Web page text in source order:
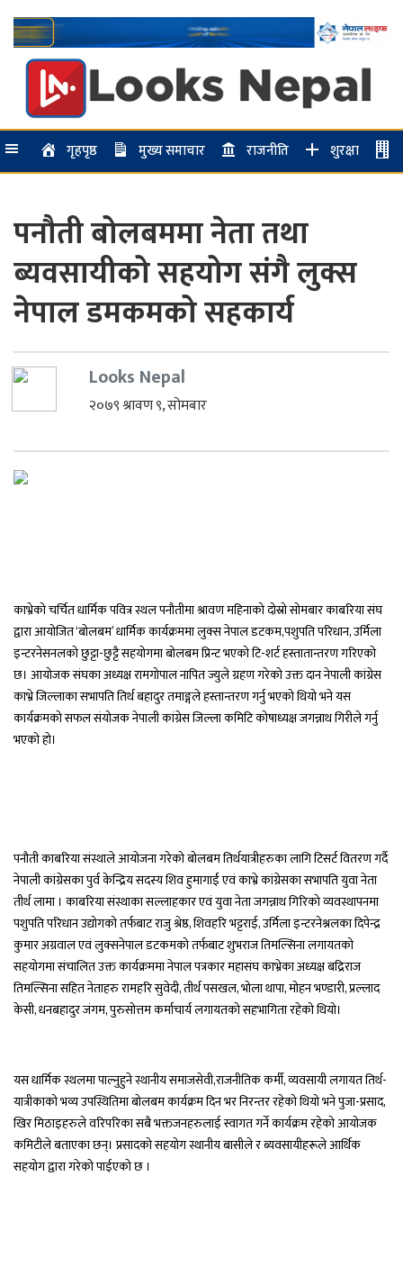
गृहपृष्ठ मुख्य समाचार राजनीति शुरक्षा
पनौती बोलबममा नेता तथा
ब्यवसायीको सहयोग संगै लुक्स
नेपाल डमकमको सहकार्य
Looks Nepal
२०७९ श्रावण ९, सोमबार
काभ्रेको चर्चित धार्मिक पवित्र स्थल पनौतीमा श्रावण महिनाको दोस्रो सोमबार काबरिया संघ
द्वारा आयोजित ‘बोलबम’ धार्मिक कार्यक्रममा लुक्स नेपाल डटकम,पशुपति परिधान, उर्मिला
इन्टरनेसनलको छुट्टा-छुट्टै सहयोगमा बोलबम प्रिन्ट भएको टि-शर्ट हस्तातान्तरण गरिएको
छ। आयोजक संघका अध्यक्ष रामगोपाल नापित ज्युले ग्रहण गरेको उक्त दान नेपाली कांग्रेस
काभ्रे जिल्लाका सभापति तिर्थ बहादुर तमाङ्गले हस्तान्तरण गर्नु भएको थियो भने यस
कार्यक्रमको सफल संयोजक नेपाली कांग्रेस जिल्ला कमिटि कोषाध्यक्ष जगन्नाथ गिरीले गर्नु
भएको हो।
पनौती काबरिया संस्थाले आयोजना गरेको बोलबम तिर्थयात्रीहरुका लागि टिसर्ट वितरण गर्दै
नेपाली कांग्रेसका पुर्व केन्द्रिय सदस्य शिव हुमागाईं एवं काभ्रे कांग्रेसका सभापति युवा नेता
तीर्थ लामा । काबरिया संस्थाका सल्लाहकार एवं युवा नेता जगन्नाथ गिरिको व्यवस्थापनमा
पशुपति परिधान उद्योगको तर्फबाट राजु श्रेष्ठ, शिवहरि भट्टराई, उर्मिला इन्टरनेश्नलका दिपेन्द्र
कुमार अग्रवाल एवं लुक्सनेपाल डटकमको तर्फबाट शुभराज तिमल्सिना लगायतको
सहयोगमा संचालित उक्त कार्यक्रममा नेपाल पत्रकार महासंघ काभ्रेका अध्यक्ष बद्रिराज
तिमल्सिना सहित नेताहरु रामहरि सुवेदी, तीर्थ पसखल, भोला थापा, मोहन भण्डारी, प्रल्लाद
केसी, धनबहादुर जंगम, पुरुसोत्तम कर्माचार्य लगायतको सहभागिता रहेको थियो।
यस धार्मिक स्थलमा पाल्नुहुने स्थानीय समाजसेवी,राजनीतिक कर्मी, व्यवसायी लगायत तिर्थ-
यात्रीकाको भव्य उपस्थितिमा बोलबम कार्यक्रम दिन भर निरन्तर रहेको थियो भने पुजा-प्रसाद,
खिर मिठाइहरुले वरिपरिका सबै भक्तजनहरुलाई स्वागत गर्ने कार्यक्रम रहेको आयोजक
कमिटीले बताएका छन्। प्रसादको सहयोग स्थानीय बासीले र ब्यवसायीहरूले आर्थिक
सहयोग द्वारा गरेको पाईएको छ ।